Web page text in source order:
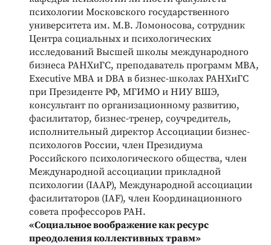
психологии Московского государственного
университета им. М.В. Ломоносова, сотрудник
Центра социальных и психологических
исследований Высшей школы международного
бизнеса РАНХиГС, преподаватель программ MBA,
Executive MBA и DBA в бизнес-школах РАНХиГС
при Президенте РФ, МГИМО и НИУ ВШЭ,
консультант по организационному развитию,
фасилитатор, бизнес-тренер, соучредитель,
исполнительный директор Ассоциации бизнес-
психологов России, член Президиума
Российского психологического общества, член
Международной ассоциации прикладной
психологии (IAAP), Международной ассоциации
фасилитаторов (IAF), член Координационного
совета профессоров РАН.
«Социальное воображение как ресурс
преодоления коллективных травм»